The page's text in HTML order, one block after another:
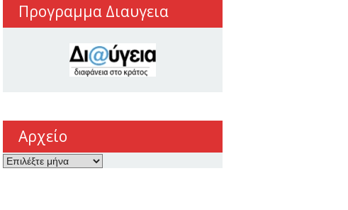
Προγραμμα Διαυγεια
Αρχείο
Αρχείο